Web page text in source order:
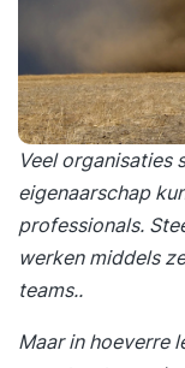
Veel organisaties
eigenaarschap
professionals.
werken middels
teams..
Maar in hoeverre